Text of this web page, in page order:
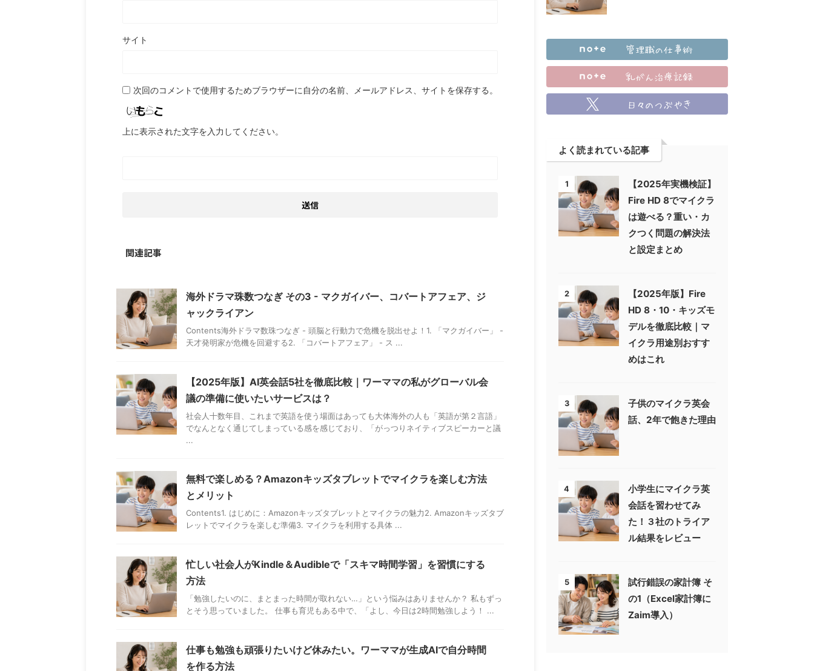
サイト
次回のコメントで使用するためブラウザーに自分の名前、メールアドレス、サイトを保存する。
上に表示された文字を入力してください。
関連記事
海外ドラマ珠数つなぎ その3 - マクガイバー、コバートアフェア、ジ
ャックライアン
Contents海外ドラマ数珠つなぎ - 頭脳と行動力で危機を脱出せよ！1. 「マクガイバー」 -
天才発明家が危機を回避する2. 「コバートアフェア」 - ス ...
【2025年版】AI英会話5社を徹底比較｜ワーママの私がグローバル会
議の準備に使いたいサービスは？
社会人十数年目、これまで英語を使う場面はあっても大体海外の人も「英語が第２言語」
でなんとなく通じてしまっている感を感じており、「がっつりネイティブスピーカーと議
...
無料で楽しめる？Amazonキッズタブレットでマイクラを楽しむ方法
とメリット
Contents1. はじめに：Amazonキッズタブレットとマイクラの魅力2. Amazonキッズタブ
レットでマイクラを楽しむ準備3. マイクラを利用する具体 ...
忙しい社会人がKindle＆Audibleで「スキマ時間学習」を習慣にする
方法
「勉強したいのに、まとまった時間が取れない…」という悩みはありませんか？ 私もずっ
とそう思っていました。 仕事も育児もある中で、「よし、今日は2時間勉強しよう！ ...
仕事も勉強も頑張りたいけど休みたい。ワーママが生成AIで自分時間
を作る方法
よく読まれている記事
1
【2025年実機検証】
Fire HD 8でマイクラ
は遊べる？重い・カ
クつく問題の解決法
と設定まとめ
2
【2025年版】Fire
HD 8・10・キッズモ
デルを徹底比較｜マ
イクラ用途別おすす
めはこれ
3
子供のマイクラ英会
話、2年で飽きた理由
4
小学生にマイクラ英
会話を習わせてみ
た！３社のトライア
ル結果をレビュー
5
試行錯誤の家計簿 そ
の1（Excel家計簿に
Zaim導入）